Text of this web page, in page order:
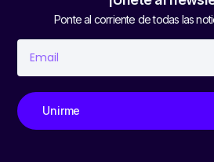
Ponte al corriente de todas las
Unirme